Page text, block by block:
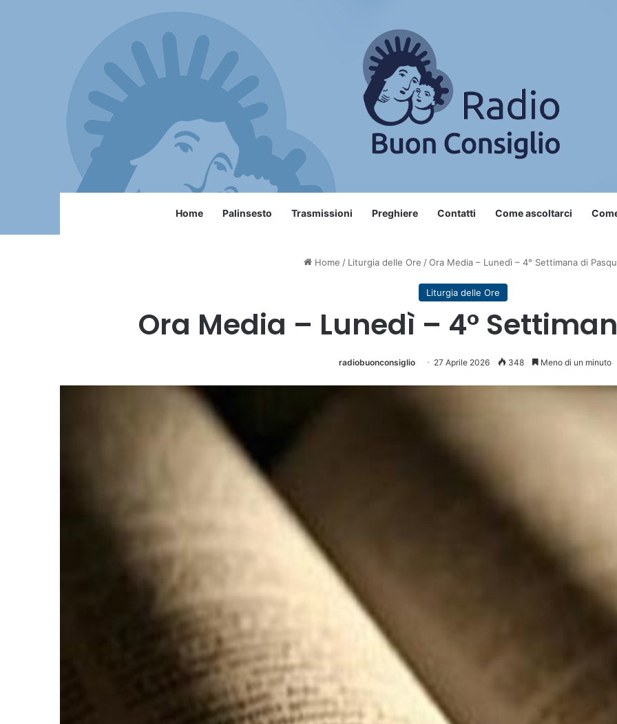
Home Palinsesto Trasmissioni Preghiere Contatti Come ascoltarci
Home / Liturgia delle Ore /Ora Media – Lunedì – 4° Settimana di
Liturgia delle Ore
Ora Media – Lunedì – 4°
radiobuonconsiglio 27 Aprile 2026 348 Meno di un minuto